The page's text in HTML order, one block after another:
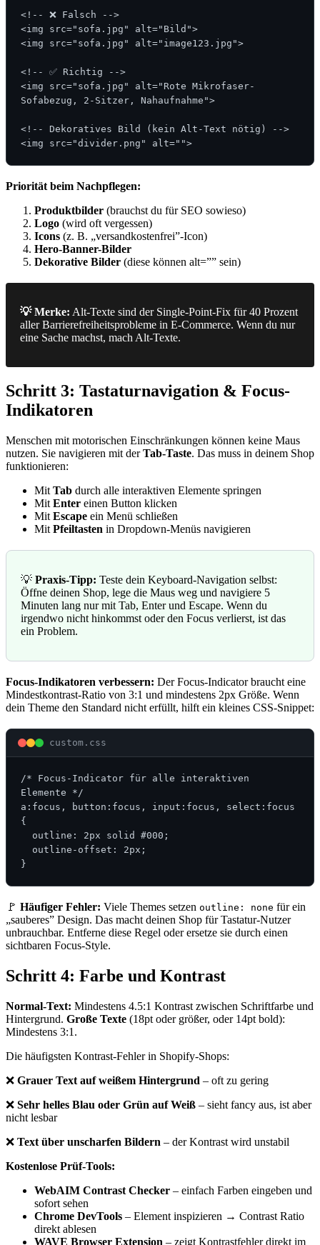
<!-- ❌ Falsch -->
<img src="sofa.jpg" alt="Bild">
<img src="sofa.jpg" alt="image123.jpg">
<!-- ✅ Richtig -->
<img src="sofa.jpg" alt="Rote Mikrofaser-
Sofabezug, 2-Sitzer, Nahaufnahme">
<!-- Dekoratives Bild (kein Alt-Text nötig) -->
<img src="divider.png" alt="">
Priorität beim Nachpflegen:
Produktbilder (brauchst du für SEO sowieso)
Logo (wird oft vergessen)
Icons (z. B. „versandkostenfrei”-Icon)
Hero-Banner-Bilder
Dekorative Bilder (diese können alt=”” sein)
💡 Merke: Alt-Texte sind der Single-Point-Fix für 40 Prozent
aller Barrierefreiheitsprobleme in E-Commerce. Wenn du nur
eine Sache machst, mach Alt-Texte.
Schritt 3: Tastaturnavigation & Focus-
Indikatoren
Menschen mit motorischen Einschränkungen können keine Maus
nutzen. Sie navigieren mit derTab-Taste. Das muss in deinem Shop
funktionieren:
Mit Tab durch alle interaktiven Elemente springen
Mit Enter einen Button klicken
Mit Escape ein Menü schließen
Mit Pfeiltasten in Dropdown-Menüs navigieren
💡 Praxis-Tipp: Teste dein Keyboard-Navigation selbst:
Öffne deinen Shop, lege die Maus weg und navigiere 5
Minuten lang nur mit Tab, Enter und Escape. Wenn du
irgendwo nicht hinkommst oder den Focus verlierst, ist das
ein Problem.
Focus-Indikatoren verbessern: Der Focus-Indicator braucht eine
Mindestkontrast-Ratio von 3:1 und mindestens 2px Größe. Wenn
dein Theme den Standard nicht erfüllt, hilft ein kleines CSS-Snippet:
custom.css
/* Focus-Indicator für alle interaktiven
Elemente */
a:focus, button:focus, input:focus, select:focus
{
}
🚩 Häufiger Fehler: Viele Themes setzen outline: none für ein
„sauberes” Design. Das macht deinen Shop für Tastatur-Nutzer
unbrauchbar. Entferne diese Regel oder ersetze sie durch einen
sichtbaren Focus-Style.
Schritt 4: Farbe und Kontrast
Normal-Text: Mindestens 4.5:1 Kontrast zwischen Schriftfarbe und
Hintergrund. Große Texte (18pt oder größer, oder 14pt bold):
Mindestens 3:1.
Die häufigsten Kontrast-Fehler in Shopify-Shops:
❌ Grauer Text auf weißem Hintergrund – oft zu gering
❌ Sehr helles Blau oder Grün auf Weiß – sieht fancy aus, ist aber
nicht lesbar
❌ Text über unscharfen Bildern – der Kontrast wird unstabil
Kostenlose Prüf-Tools:
WebAIM Contrast Checker – einfach Farben eingeben und
sofort sehen
Chrome DevTools – Element inspizieren → Contrast Ratio
direkt ablesen
WAVE Browser Extension – zeigt Kontrastfehler direkt im